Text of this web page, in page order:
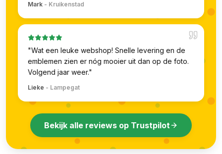
Mark - Kruikenstad
"Wat een leuke webshop! Snelle levering en de
emblemen zien er nóg mooier uit dan op de foto.
Volgend jaar weer."
Lieke - Lampegat
Bekijk alle reviews op Trustpilot